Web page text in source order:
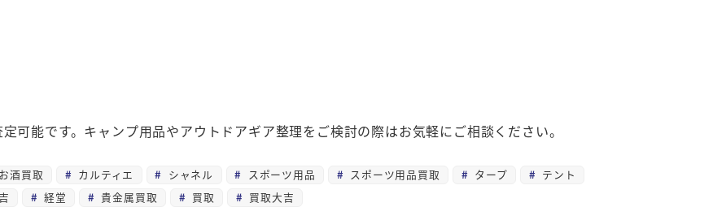
可能です。キャンプ用品やアウトドアギア整理をご検討の際はお気軽にご相談ください。
お酒買取 カルティエ シャネル スポーツ用品 スポーツ用品買取 タープ
テント
経堂 貴金属買取 買取 買取大吉